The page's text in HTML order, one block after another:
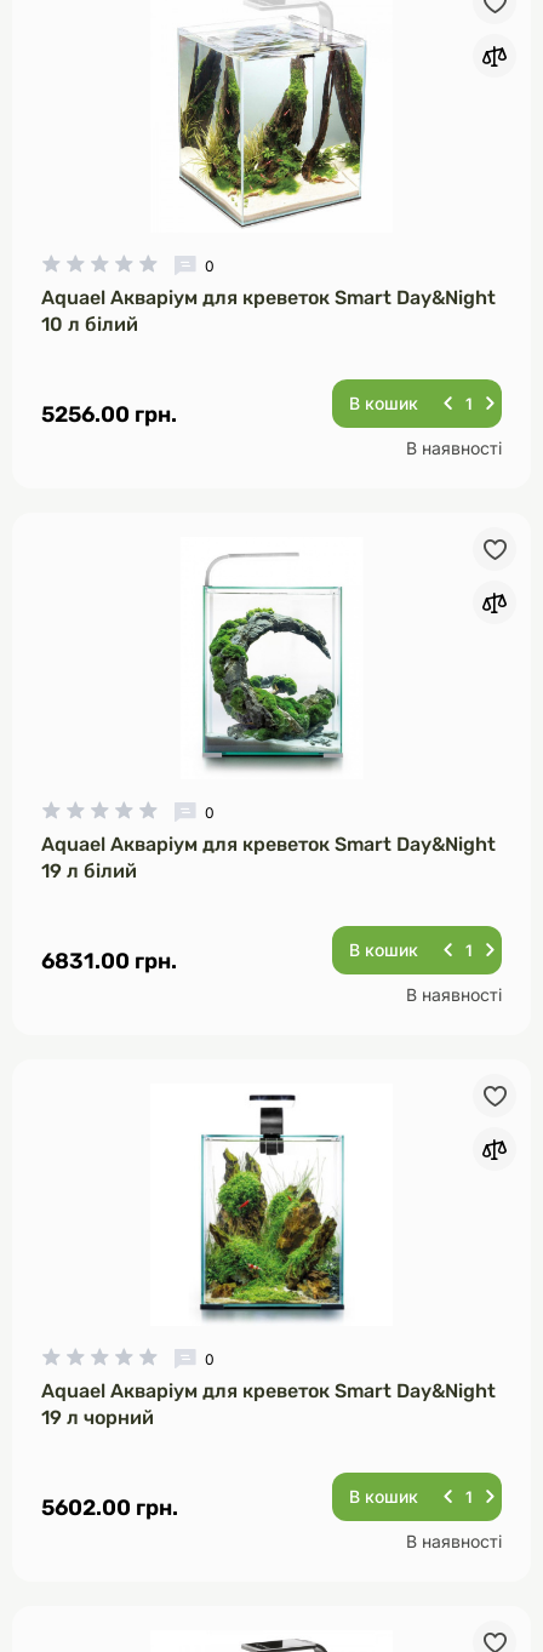
Спочатку дорогі
За популярністю
0
Aquael Акваріум для креветок Smart Day&Night
10 л білий
5256.00 грн. В кошик
В наявності
0
Aquael Акваріум для креветок Smart Day&Night
19 л білий
6831.00 грн. В кошик
В наявності
0
Aquael Акваріум для креветок Smart Day&Night
19 л чорний
5602.00 грн. В кошик
В наявності